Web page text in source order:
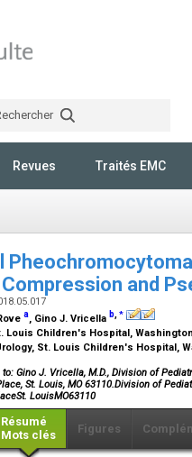
Revues Traités EMC
and
a, Gino J. Vricella b, *
Louis Children's Hospital,
St. Louis Children's Hospital,
Gino J. Vricella, M.D., Division of
St. Louis, MO 63110.Division of
LouisMO63110
Résumé
Mots clés
Figures